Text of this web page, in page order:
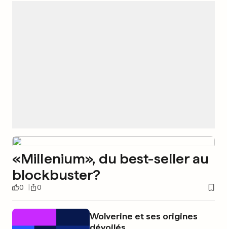
«Millenium», du best-seller au
blockbuster?
0 0
Wolverine et ses origines